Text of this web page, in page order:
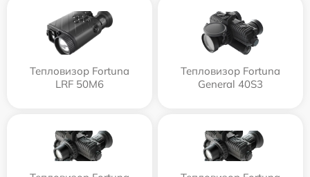
Тепловизор Fortuna
LRF 50M6
Тепловизор Fortuna
General 40S3